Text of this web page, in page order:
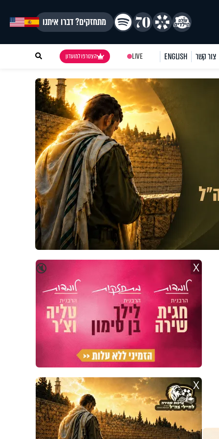
מתחזקים? דברו איתנו
צור קשר ENGLISH
LIVE הצטרפו למועדון
🔇 X
X